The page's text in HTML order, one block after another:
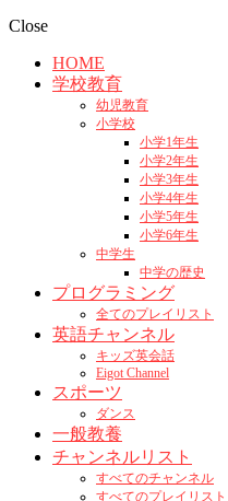
Close
HOME
学校教育
幼児教育
小学校
小学1年生
小学2年生
小学3年生
小学4年生
小学5年生
小学6年生
中学生
中学の歴史
プログラミング
全てのプレイリスト
英語チャンネル
キッズ英会話
Eigot Channel
スポーツ
ダンス
一般教養
チャンネルリスト
すべてのチャンネル
すべてのプレイリスト